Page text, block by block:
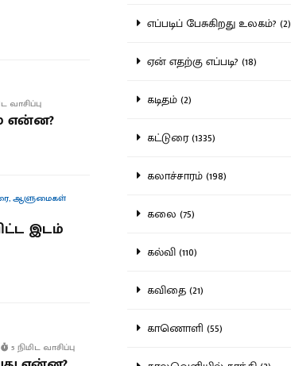
வாசிப்பு
என்ன?
,ஆளுமைகள்
இடம்
5 நிமிட வாசிப்பு
எப்படிப் பேசுகிறது உலகம்? (2)
ஏன் எதற்கு எப்படி? (18)
கடிதம் (2)
கட்டுரை (1335)
கலாச்சாரம் (198)
கலை (75)
கல்வி (110)
கவிதை (21)
காணொளி (55)